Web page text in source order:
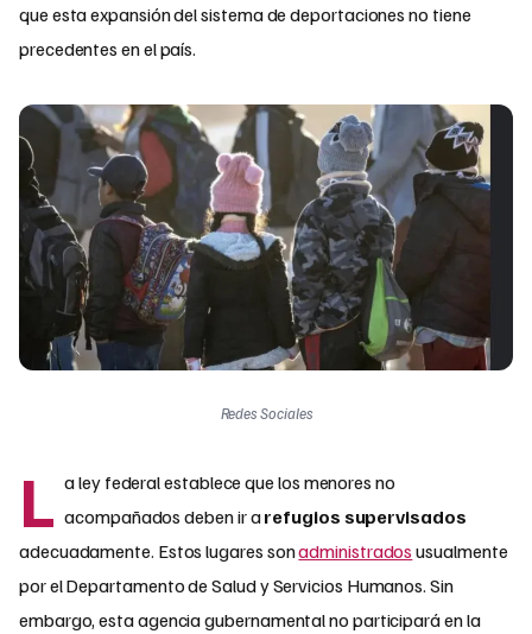
que esta expansión del sistema de deportaciones no tiene
precedentes en el país.
Redes Sociales
L a ley federal establece que los menores no
acompañados deben ir arefugios supervisados
adecuadamente. Estos lugares sonadministrados usualmente
por el Departamento de Salud y Servicios Humanos. Sin
embargo, esta agencia gubernamental no participará en la